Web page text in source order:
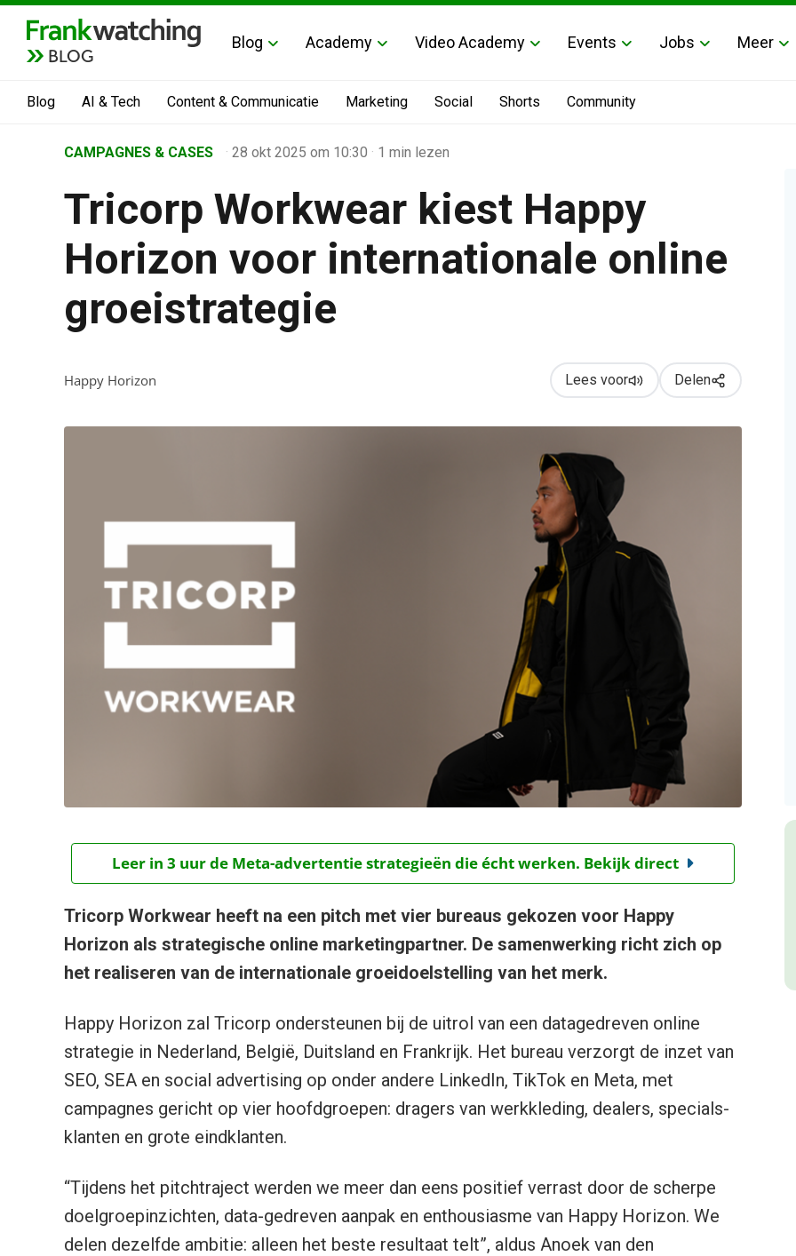
BLOG
Blog Academy Video Academy Events Jobs Meer
Blog AI & Tech Content & Communicatie Marketing Social Shorts Community
Business Channel
Tricorp Workwear kiest Happy Horizon voor internationale online groeistrategie
CAMPAGNES & CASES · 28 okt 2025 om 10:30 · 1 min lezen
Tricorp Workwear kiest Happy
Horizon voor internationale online
groeistrategie
Happy Horizon Lees voor Delen
Leer in 3 uur de Meta-advertentie strategieën die écht werken. Bekijk direct
Tricorp Workwear heeft na een pitch met vier bureaus gekozen voor Happy
Horizon als strategische online marketingpartner. De samenwerking richt zich op
het realiseren van de internationale groeidoelstelling van het merk.
Happy Horizon zal Tricorp ondersteunen bij de uitrol van een datagedreven online
strategie in Nederland, België, Duitsland en Frankrijk. Het bureau verzorgt de inzet van
SEO, SEA en social advertising op onder andere LinkedIn, TikTok en Meta, met
campagnes gericht op vier hoofdgroepen: dragers van werkkleding, dealers, specials-
klanten en grote eindklanten.
“Tijdens het pitchtraject werden we meer dan eens positief verrast door de scherpe
doelgroepinzichten, data-gedreven aanpak en enthousiasme van Happy Horizon. We
delen dezelfde ambitie: alleen het beste resultaat telt”, aldus Anoek van den